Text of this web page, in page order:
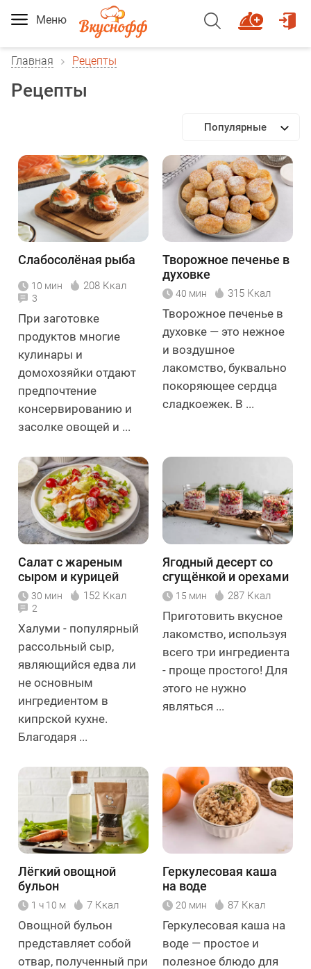
Меню
Главная Рецепты
Рецепты
Популярные
Слабосолёная рыба
10 мин 208 Ккал
3
При заготовке
продуктов многие
кулинары и
домохозяйки отдают
предпочтение
консервированию и
засолке овощей и ...
Творожное печенье в
духовке
40 мин 315 Ккал
Творожное печенье в
духовке — это нежное
и воздушное
лакомство, буквально
покоряющее сердца
сладкоежек. В ...
Салат с жареным
сыром и курицей
30 мин 152 Ккал
2
Халуми - популярный
рассольный сыр,
являющийся едва ли
не основным
ингредиентом в
кипрской кухне.
Благодаря ...
Ягодный десерт со
сгущёнкой и орехами
15 мин 287 Ккал
Приготовить вкусное
лакомство, используя
всего три ингредиента
- проще простого! Для
этого не нужно
являться ...
Лёгкий овощной
бульон
1 ч 10 м 7 Ккал
Овощной бульон
представляет собой
отвар, полученный при
Геркулесовая каша
на воде
20 мин 87 Ккал
Геркулесовая каша на
воде — простое и
полезное блюдо для